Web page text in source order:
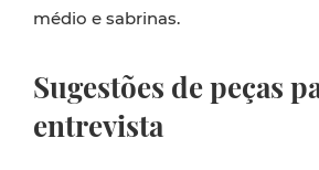
médio e sabrinas.
Sugestões de peças
entrevista